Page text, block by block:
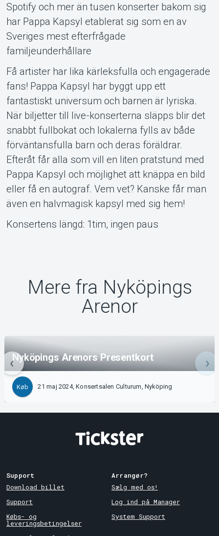
Spotify och mer än tusen konserter bakom sig
har Pappa Kapsyl etablerat sig som en av
Sveriges mest efterfrågade
familjeunderhållare
Få artister har lika kärleksfulla och engagerade
fans! Pappa Kapsyl har byggt upp ett
fantastiskt universum och barnen är lyriska.
När biljetter till live-konserterna släpps blir det
snabbt fullbokat och lokalerna fylls av både
förväntansfulla barn och deras föräldrar.
Efteråt får alla som vill en liten pratstund med
Pappa Kapsyl och möjlighet att knäppa en bild
eller få en autograf. Vem vet? Kanske får man
även en halvmagisk kapsyl med sig hem!
Konsertens längd: 1tim, ingen paus
Mere fra Nyköpings
Arenor
Nyköpings Arenors Presentkort
Køb 21 maj 2024, Konsertsalen Culturum, Nyköping
Support
Download billet
Support
Købs- og
leveringsbetingelser
Arrangør?
Sælg med os!
Log ind på Manager
System Support